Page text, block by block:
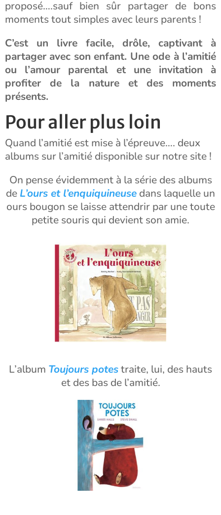
proposé….sauf bien sûr partager de bons
moments tout simples avec leurs parents !
C’est un livre facile, drôle, captivant à
partager avec son enfant. Une ode à l’amitié
ou l’amour parental et une invitation à
profiter de la nature et des moments
présents.
Pour aller plus loin
Quand l’amitié est mise à l’épreuve…. deux
albums sur l’amitié disponible sur notre site !
On pense évidemment à la série des albums
de L’ours et l’enquiquineuse dans laquelle un
ours bougon se laisse attendrir par une toute
petite souris qui devient son amie.
L’album Toujours potestraite, lui, des hauts
et des bas de l’amitié.